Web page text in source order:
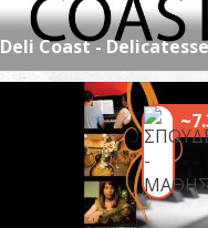
Deli Coast -